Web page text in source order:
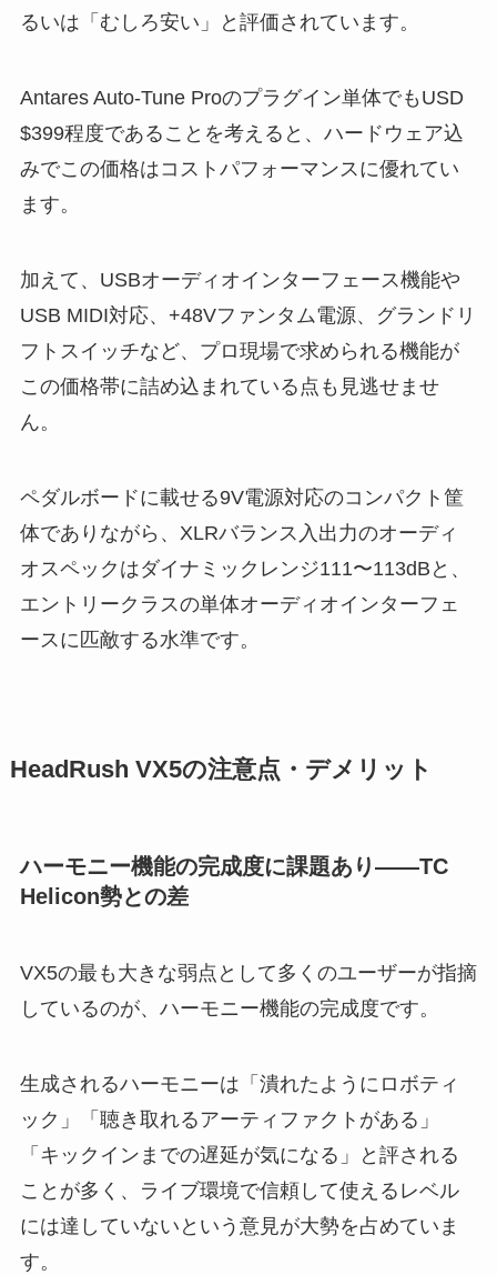
るいは「むしろ安い」と評価されています。
Antares Auto-Tune Proのプラグイン単体でもUSD
$399程度であることを考えると、ハードウェア込
みでこの価格はコストパフォーマンスに優れてい
ます。
加えて、USBオーディオインターフェース機能や
USB MIDI対応、+48Vファンタム電源、グランドリ
フトスイッチなど、プロ現場で求められる機能が
この価格帯に詰め込まれている点も見逃せませ
ん。
ペダルボードに載せる9V電源対応のコンパクト筐
体でありながら、XLRバランス入出力のオーディ
オスペックはダイナミックレンジ111〜113dBと、
エントリークラスの単体オーディオインターフェ
ースに匹敵する水準です。
HeadRush VX5の注意点・デメリット
ハーモニー機能の完成度に課題あり——TC
Helicon勢との差
VX5の最も大きな弱点として多くのユーザーが指摘
しているのが、ハーモニー機能の完成度です。
生成されるハーモニーは「潰れたようにロボティ
ック」「聴き取れるアーティファクトがある」
「キックインまでの遅延が気になる」と評される
ことが多く、ライブ環境で信頼して使えるレベル
には達していないという意見が大勢を占めていま
す。